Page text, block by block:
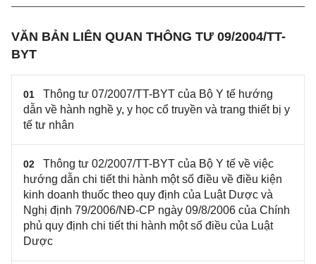
VĂN BẢN LIÊN QUAN THÔNG TƯ 09/2004/TT-
BYT
01
Thông tư 07/2007/TT-BYT của Bộ Y tế hướng
dẫn về hành nghề y, y học cổ truyền và trang thiết bị y
tế tư nhân
02
Thông tư 02/2007/TT-BYT của Bộ Y tế về việc
hướng dẫn chi tiết thi hành một số điều về điều kiện
kinh doanh thuốc theo quy định của Luật Dược và
Nghị định 79/2006/NĐ-CP ngày 09/8/2006 của Chính
phủ quy định chi tiết thi hành một số điều của Luật
Dược